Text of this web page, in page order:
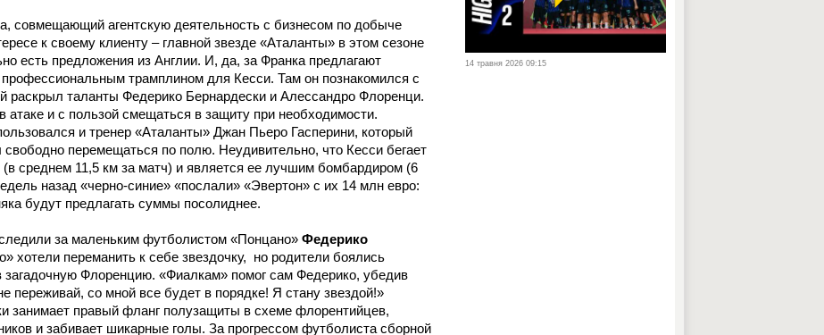
совмещающий агентскую деятельность с бизнесом по добыче
к своему клиенту – главной звезде «Аталанты» в этом сезоне
есть предложения из Англии. И, да, за Франка предлагают
трамплином для Кесси. Там он познакомился с
раскрыл таланты Федерико Бернардески и Алессандро Флоренци.
атаке и с пользой смещаться в защиту при необходимости.
и тренер «Аталанты» Джан Пьеро Гасперини, который
перемещаться по полю. Неудивительно, что Кесси бегает
среднем 11,5 км за матч) и является ее лучшим бомбардиром (6
назад «черно-синие» «послали» «Эвертон» с их 14 млн евро:
будут предлагать суммы посолиднее.
за маленьким футболистом «Понцано» Федерико
хотели переманить к себе звездочку, но родители боялись
загадочную Флоренцию. «Фиалкам» помог сам Федерико, убедив
со мной все будет в порядке! Я стану звездой!»
занимает правый фланг полузащиты в схеме флорентийцев,
и забивает шикарные голы. За прогрессом футболиста сборной
14 травня 2026 09:15